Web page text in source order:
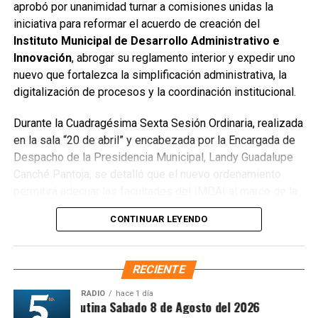
público utilizado como basurero clandestino, del cual se
han retirado aproximadamente 150 toneladas de
escombros, cacharros y desechos vegetales. Se estima
que el saneamiento concluirá en dos días.
Finalmente, las Unidades Verdes de SIRESOL Cancún
convertirse en punto de disposición ilegal de basura. El
Ayuntamiento exhortó a la ciudadanía a reportar estas
prácticas y sumarse al esfuerzo colectivo para mantener
un Cancún limpio y con prosperidad compartida.
Fuente: 5to Poder Agencia de Noticias
aprobó por unanimidad turnar a comisiones unidas la
iniciativa para reformar el acuerdo de creación del
Instituto Municipal de Desarrollo Administrativo e
Innovación, abrogar su reglamento interior y expedir uno
nuevo que fortalezca la simplificación administrativa, la
digitalización de procesos y la coordinación institucional.
Durante la Cuadragésima Sexta Sesión Ordinaria, realizada
en la sala “20 de abril” y encabezada por la Encargada de
Despacho de la Presidencia Municipal, Landy Guadalupe
Canché Pantoja, se detalló que el nuevo ordenamiento
Ley Nacional para Eliminar Trámites Burocráticos
mediante la instauración de la Autoridad Municipal de
Simplificación y Digitalización. Con ello, se busca agilizar
trámites, reducir cargas administrativas y mejorar la
CONTINUAR LEYENDO
RECIENTE
RADIO hace 1 día
Síntesis Matutina Sabado 8 de Agosto del 2026